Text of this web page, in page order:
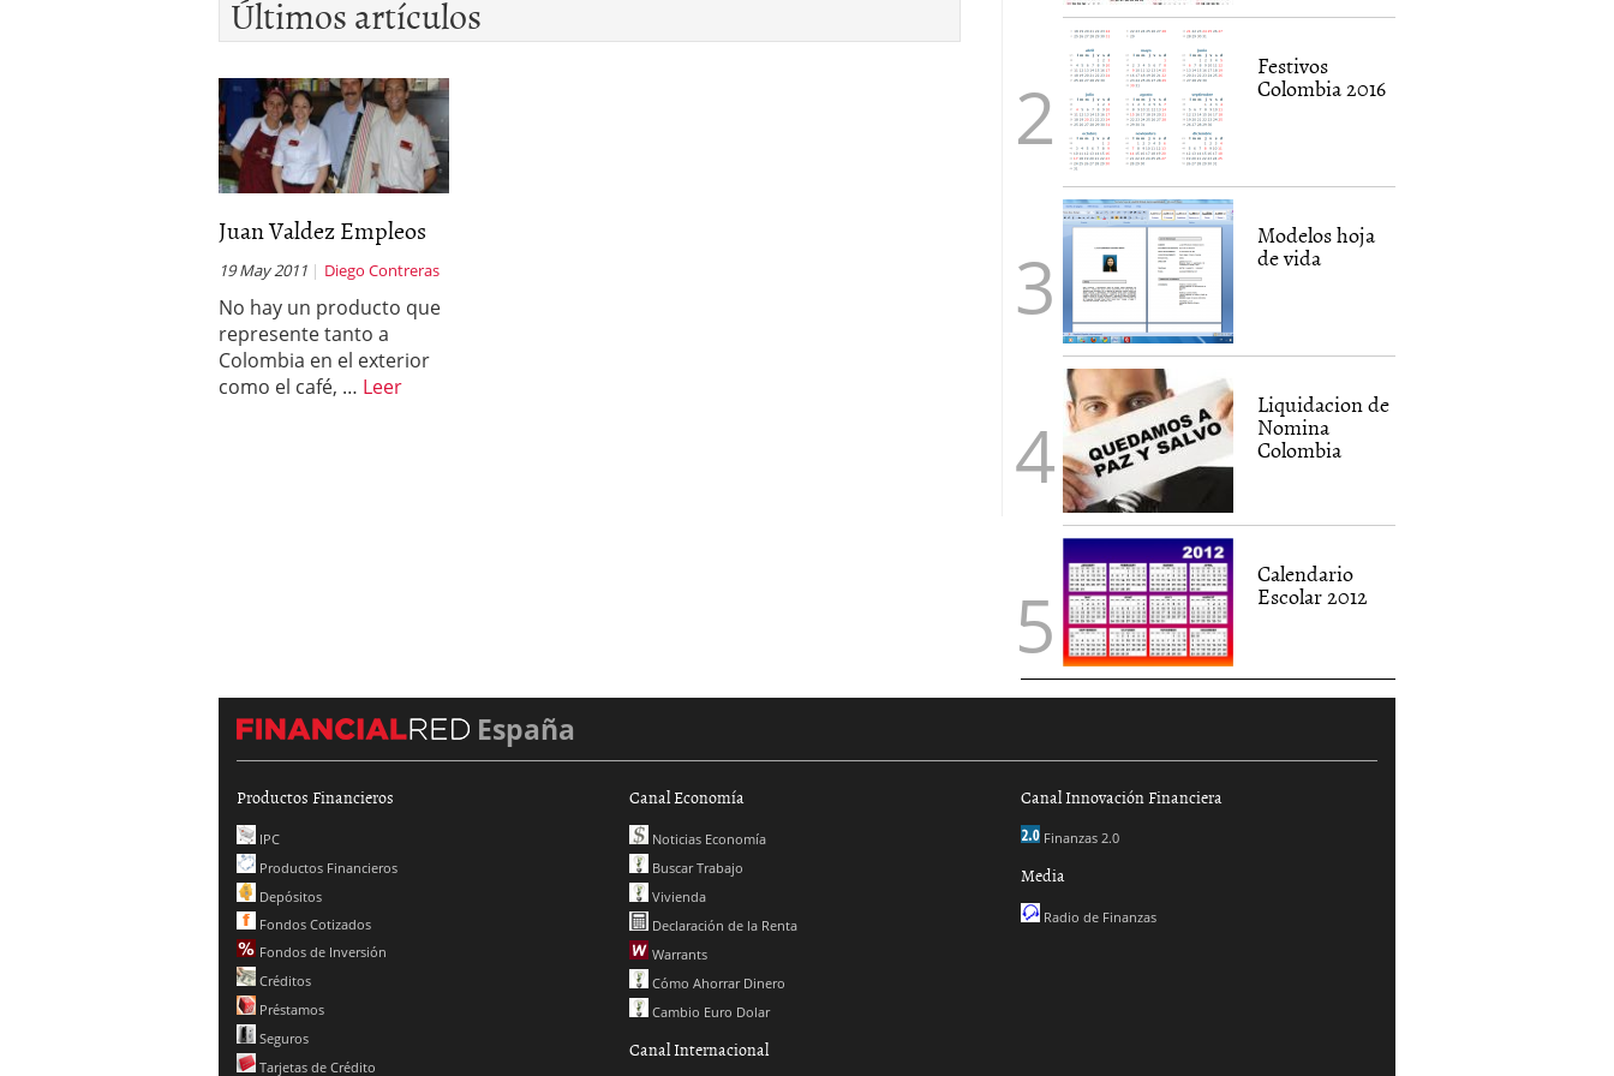
Últimos artículos
Juan Valdez Empleos
19 May 2011 Diego Contreras
No hay un producto que
represente tanto a
Colombia en el exterior
como el café, … Leer
Festivos
Colombia 2016
Modelos hoja
de vida
Liquidacion de
Nomina
Colombia
Calendario
Escolar 2012
España
Productos Financieros
IPC
Productos Financieros
Depósitos
Fondos Cotizados
Fondos de Inversión
Créditos
Préstamos
Seguros
Tarjetas de Crédito
Canal Economía
Noticias Economía
Buscar Trabajo
Vivienda
Declaración de la Renta
Warrants
Cómo Ahorrar Dinero
Cambio Euro Dolar
Canal Internacional
Canal Innovación Financiera
Finanzas 2.0
Media
Radio de Finanzas